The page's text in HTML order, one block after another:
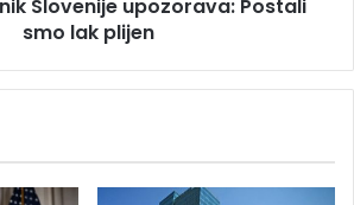
Slovenije upozorava: Postali
smo lak plijen